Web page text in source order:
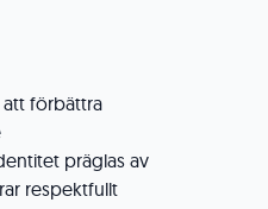
att förbättra
präglas av
respektfullt